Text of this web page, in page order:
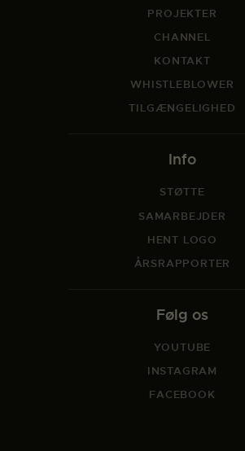
PROJEKTER
CHANNEL
KONTAKT
WHISTLEBLOWER
TILGÆNGELIGHED
Info
STØTTE
SAMARBEJDER
HENT LOGO
ÅRSRAPPORTER
Følg os
YOUTUBE
INSTAGRAM
FACEBOOK